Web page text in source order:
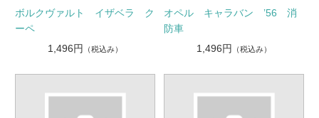
ボルクヴァルト イザベラ ク
ーペ
1,496円
（税込み）
オペル キャラバン ’56 消
防車
1,496円
（税込み）